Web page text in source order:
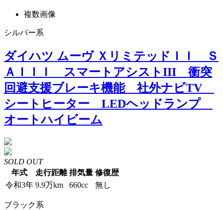
複数画像
シルバー系
ダイハツ ムーヴ ＸリミテッドＩＩ Ｓ
ＡＩＩＩ スマートアシストIII 衝突
回避支援ブレーキ機能 社外ナビTV
シートヒーター LEDヘッドランプ
オートハイビーム
SOLD OUT
年式
走行距離 排気量 修復歴
令和3年 9.9万km 660cc 無し
ブラック系